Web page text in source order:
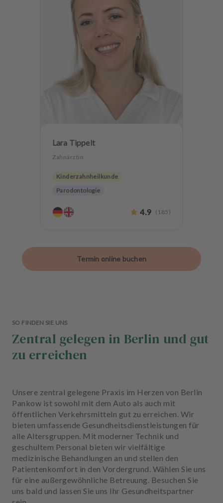
Lara Tippelt
Zahnärztin
Kinderzahnheilkunde
Parodontologie
Zahnerhaltung
4.9 ( 185 )
Termin online buchen
SO FINDEN SIE UNS
Zentral gelegen in Berlin und gut
zu erreichen
Unsere zentral gelegene Praxis im Herzen von Berlin
Pankow ist sowohl mit dem Auto als auch mit
öffentlichen Verkehrsmitteln gut zu erreichen. Wir
bieten umfassende Gesundheitsdienstleistungen für
alle Altersgruppen. Mit moderner Technik und
geschultem Personal bieten wir vielfältige
medizinische Behandlungen an und stellen den
Patientenkomfort in den Vordergrund. Wählen Sie uns
für eine außergewöhnliche Betreuung. Besuchen Sie
uns bald und lassen Sie uns Ihr Gesundheitspartner